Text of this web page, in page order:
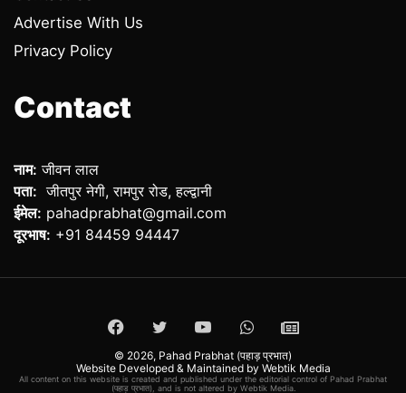
Advertise With Us
Privacy Policy
Contact
नाम: जीवन लाल
पता: जीतपुर नेगी, रामपुर रोड, हल्द्वानी
ईमेल: pahadprabhat@gmail.com
दूरभाष: +91 84459 94447
Facebook
TwitterYouTubeWhatsApp
ePaper
© 2026, Pahad Prabhat (पहाड़ प्रभात)
Website Developed & Maintained by Webtik Media
All content on this website is created and published under the editorial control of Pahad Prabhat
(पहाड़ प्रभात), and is not altered by Webtik Media.